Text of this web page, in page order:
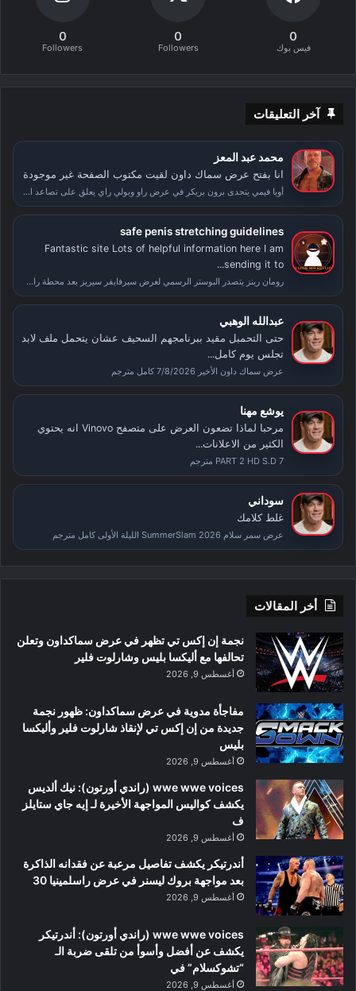
0
فيس بوك
0
Followers
0
Followers
آخر التعليقات
محمد عبد المعز
انا بفتح عرض سماك داون لقيت مكتوب الصفحة غير موجودة
أوبا فيمي يتحدى برون بريكر في عرض راو وبولي راي يعلق على تصاعد الأحداث بعد سمر سلام
safe penis stretching guidelines
Fantastic site Lots of helpful information here I am
sending it to...
رومان رينز يتصدر البوستر الرسمي لعرض سيرفايفر سيريز بعد محطة راسلمينيا
عبدالله الوهبي
حتى التحمبل مقيد ببرنامجهم السحيف عشان يتحمل ملف لابد
تجلس يوم كامل...
عرض سماك داون الأخير 7/8/2026 كامل مترجم
يوشع مهنا
مرحبا لماذا تضعون العرض على متصفح Vinovo انه يحتوي
الكثير من الاعلانات...
PART 2 HD S.D 7 مترجم
سوداني
غلط كلامك
عرض سمر سلام SummerSlam 2026 الليلة الأولى كامل مترجم
أخر المقالات
نجمة إن إكس تي تظهر في عرض سماكداون وتعلن
تحالفها مع أليكسا بليس وشارلوت فلير
أغسطس 9, 2026
مفاجأة مدوية في عرض سماكداون: ظهور نجمة
جديدة من إن إكس تي لإنقاذ شارلوت فلير وأليكسا
بليس
أغسطس 9, 2026
wwe wwe voices (راندي أورتون): نيك ألديس
يكشف كواليس المواجهة الأخيرة لـ إيه جاي ستايلز
ف
أغسطس 9, 2026
أندرتيكر يكشف تفاصيل مرعبة عن فقدانه الذاكرة
بعد مواجهة بروك ليسنر في عرض راسلمينيا 30
أغسطس 9, 2026
wwe wwe voices (راندي أورتون): أندرتيكر
يكشف عن أفضل وأسوأ من تلقى ضربة الـ
“تشوكسلام” في
أغسطس 9, 2026